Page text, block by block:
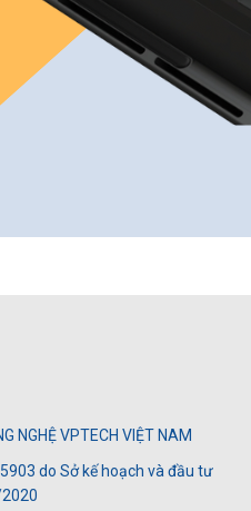
NGHỆ VPTECH VIỆT NAM
do Sở kế hoạch và đầu tư